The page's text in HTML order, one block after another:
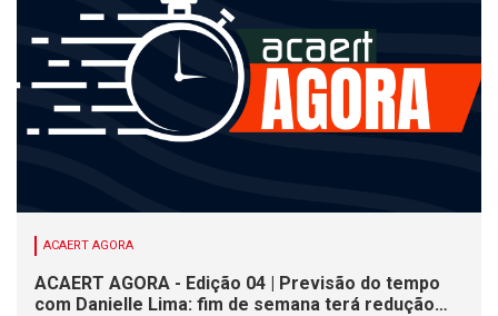
ACAERT AGORA
ACAERT AGORA - Edição 04 | Previsão do tempo
com Danielle Lima: fim de semana terá redução